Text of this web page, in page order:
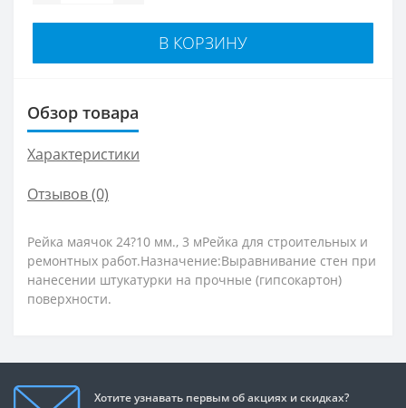
В КОРЗИНУ
Обзор товара
Характеристики
Отзывов (0)
Рейка маячок 24?10 мм., 3 мРейка для строительных и
ремонтных работ.Назначение:Выравнивание стен при
нанесении штукатурки на прочные (гипсокартон)
поверхности.
Хотите узнавать первым об акциях и скидках?